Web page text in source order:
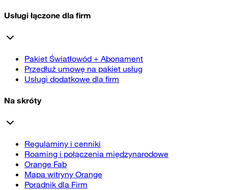
Usługi łączone dla firm
Pakiet Światłowód + Abonament
Przedłuż umowę na pakiet usług
Usługi dodatkowe dla firm
Na skróty
Regulaminy i cenniki
Roaming i połączenia międzynarodowe
Orange Fab
Mapa witryny Orange
Poradnik dla Firm